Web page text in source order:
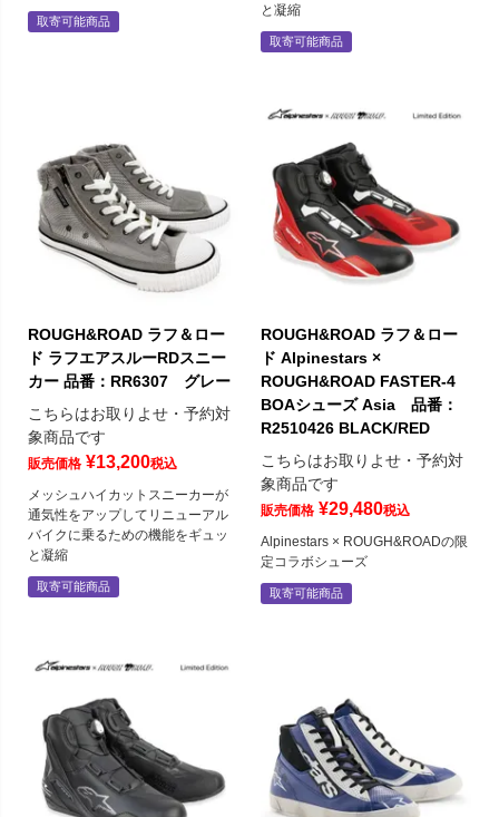
取寄可能商品
と凝縮
取寄可能商品
ROUGH&ROAD ラフ＆ロー
ド ラフエアスルーRDスニー
カー 品番：RR6307 グレー
こちらはお取りよせ・予約対
象商品です
販売価格 ¥13,200税込
メッシュハイカットスニーカーが
通気性をアップしてリニューアル
バイクに乗るための機能をギュッ
と凝縮
取寄可能商品
ROUGH&ROAD ラフ＆ロー
ド Alpinestars ×
ROUGH&ROAD FASTER-4
BOAシューズ Asia 品番：
R2510426 BLACK/RED
こちらはお取りよせ・予約対
象商品です
販売価格 ¥29,480税込
Alpinestars × ROUGH&ROADの限
定コラボシューズ
取寄可能商品